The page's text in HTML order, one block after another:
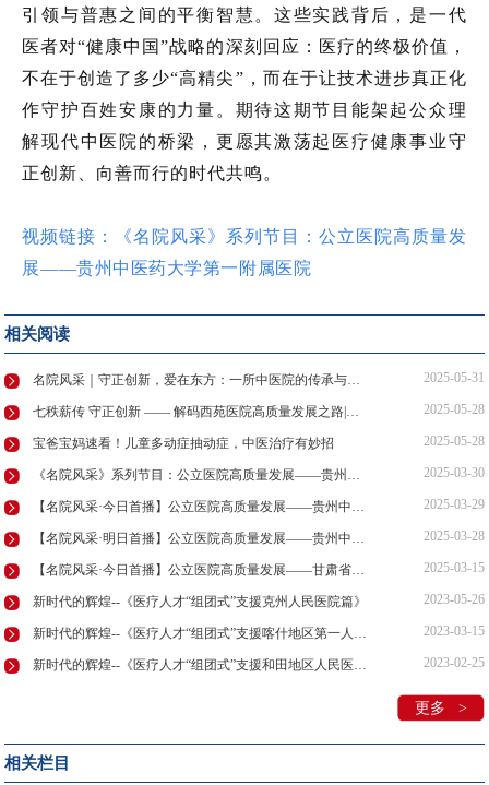
引领与普惠之间的平衡智慧。这些实践背后，是一代
医者对“健康中国”战略的深刻回应：医疗的终极价值，
不在于创造了多少“高精尖”，而在于让技术进步真正化
作守护百姓安康的力量。期待这期节目能架起公众理
解现代中医院的桥梁，更愿其激荡起医疗健康事业守
正创新、向善而行的时代共鸣。
视频链接：
《名院风采》系列节目：公立医院高质量发
展——贵州中医药大学第一附属医院
相关阅读
名院风采｜守正创新，爱在东方：一所中医院的传承与新生 2025-05-31
七秩薪传 守正创新 —— 解码西苑医院高质量发展之路|名院风采 2025-05-28
宝爸宝妈速看！儿童多动症抽动症，中医治疗有妙招 2025-05-28
《名院风采》系列节目：公立医院高质量发展——贵州中医药大学第一附属医院 2025-03-30
【名院风采·今日首播】公立医院高质量发展——贵州中医药大学第一附属医院 2025-03-29
【名院风采·明日首播】公立医院高质量发展——贵州中医药大学第一附属医院 2025-03-28
【名院风采·今日首播】公立医院高质量发展——甘肃省中医医院 2025-03-15
新时代的辉煌--《医疗人才“组团式”支援克州人民医院篇》 2023-05-26
新时代的辉煌--《医疗人才“组团式”支援喀什地区第一人民医院篇》 2023-03-15
新时代的辉煌--《医疗人才“组团式”支援和田地区人民医院篇》 2023-02-25
更多 >
相关栏目